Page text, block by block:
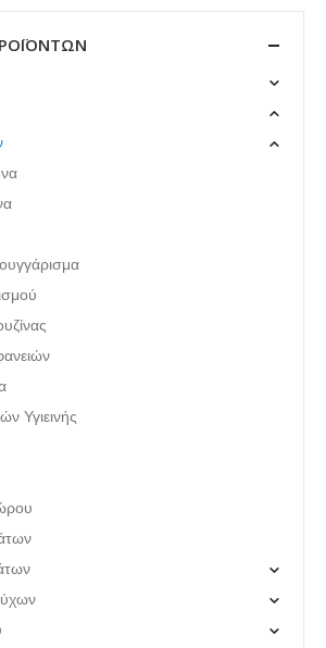
Υγιεινής